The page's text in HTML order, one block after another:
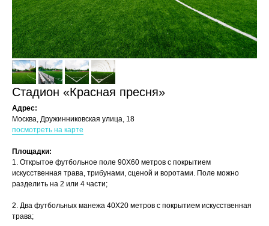
Стадион «Красная пресня»
Адрес:
Москва, Дружинниковская улица, 18
посмотреть на карте
Площадки:
1. Открытое футбольное поле 90Х60 метров с покрытием
искусственная трава, трибунами, сценой и воротами. Поле можно
разделить на 2 или 4 части;
2. Два футбольных манежа 40Х20 метров с покрытием искусственная
трава;